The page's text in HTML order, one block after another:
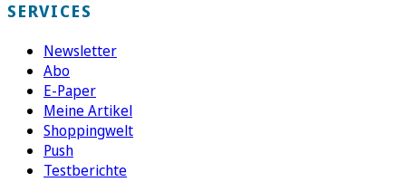
SERVICES
Newsletter
Abo
E-Paper
Meine Artikel
Shoppingwelt
Push
Testberichte